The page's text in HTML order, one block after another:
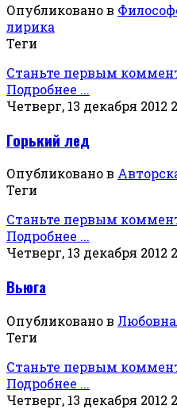
Опубликовано в
лирика
Теги
Станьте первым
Подробнее ...
Четверг, 13 декабря 2012
Горький лед
Опубликовано в
Теги
Станьте первым
Подробнее ...
Четверг, 13 декабря 2012
Вьюга
Опубликовано в
Теги
Станьте первым
Подробнее ...
Четверг, 13 декабря 2012